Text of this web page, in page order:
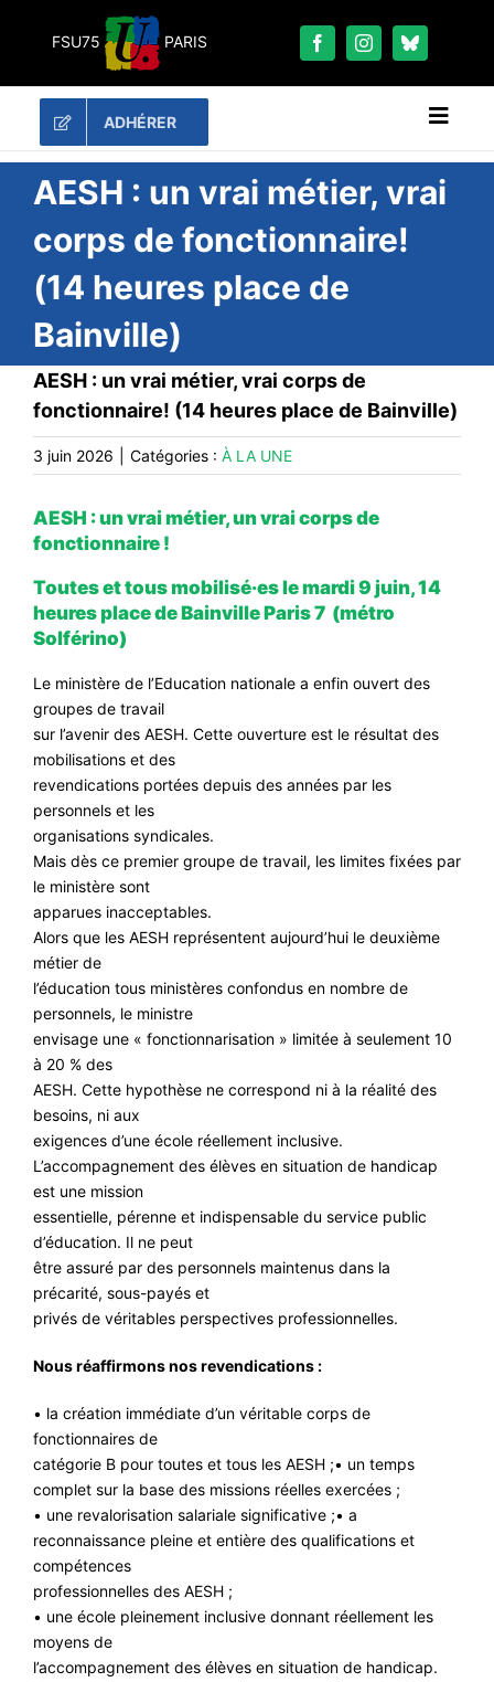
FSU75 PARIS
ADHÉRER
RECHERCHER:
LES UNES
#ACTUALITÉS
DOSSIERS
PUBLICATIONS
CONTACT
#VOS ÉLUES
#COMMUNIQUÉS
#MÉDIAS
#DÉBATS
AESH : un vrai métier, vrai
corps de fonctionnaire!
(14 heures place de
Bainville)
AESH : un vrai métier, vrai corps de
fonctionnaire! (14 heures place de Bainville)
3 juin 2026 Catégories : À LA UNE
AESH : un vrai métier, un vrai corps de
fonctionnaire !
Toutes et tous mobilisé·es le mardi 9 juin, 14
heures place de Bainville Paris 7 (métro
Solférino)
Le ministère de l’Education nationale a enfin ouvert des
groupes de travail
sur l’avenir des AESH. Cette ouverture est le résultat des
mobilisations et des
revendications portées depuis des années par les
personnels et les
organisations syndicales.
Mais dès ce premier groupe de travail, les limites fixées par
le ministère sont
apparues inacceptables.
Alors que les AESH représentent aujourd’hui le deuxième
métier de
l’éducation tous ministères confondus en nombre de
personnels, le ministre
envisage une « fonctionnarisation » limitée à seulement 10
à 20 % des
AESH. Cette hypothèse ne correspond ni à la réalité des
besoins, ni aux
exigences d’une école réellement inclusive.
L’accompagnement des élèves en situation de handicap
est une mission
essentielle, pérenne et indispensable du service public
d’éducation. Il ne peut
être assuré par des personnels maintenus dans la
précarité, sous-payés et
privés de véritables perspectives professionnelles.
Nous réaffirmons nos revendications :
• la création immédiate d’un véritable corps de
fonctionnaires de
catégorie B pour toutes et tous les AESH ;• un temps
complet sur la base des missions réelles exercées ;
• une revalorisation salariale significative ;• a
reconnaissance pleine et entière des qualifications et
compétences
professionnelles des AESH ;
• une école pleinement inclusive donnant réellement les
moyens de
l’accompagnement des élèves en situation de handicap.